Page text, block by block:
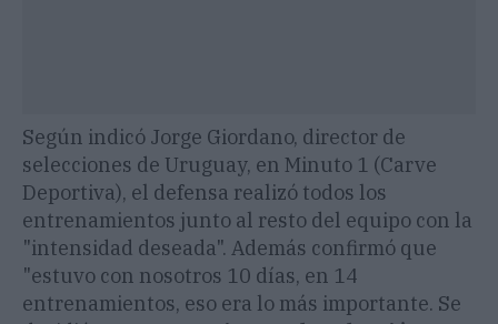
Según indicó Jorge Giordano, director de
selecciones de Uruguay, en Minuto 1 (Carve
Deportiva), el defensa realizó todos los
entrenamientos junto al resto del equipo con la
"intensidad deseada". Además confirmó que
"estuvo con nosotros 10 días, en 14
entrenamientos, eso era lo más importante. Se